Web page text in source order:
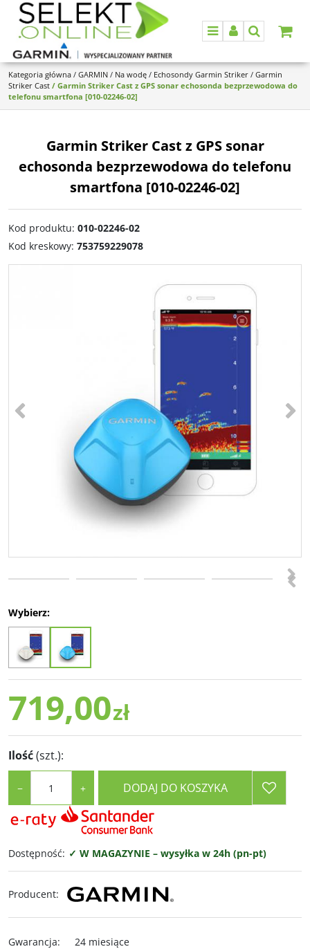
MenuPanelSzukaj
Kategoria główna / GARMIN / Na wodę / Echosondy Garmin Striker / Garmin
Striker Cast / Garmin Striker Cast z GPS sonar echosonda bezprzewodowa do
telefonu smartfona [010-02246-02]
Garmin Striker Cast z GPS sonar
echosonda bezprzewodowa do telefonu
smartfona [010-02246-02]
Kod produktu: 010-02246-02
Kod kreskowy: 753759229078
<
<
Wybierz:
719,00zł
Ilość(szt.):
− + DODAJ DO KOSZYKA
Dostępność: ✓ W MAGAZYNIE – wysyłka w 24h (pn-pt)
Producent:
Gwarancja:
24 miesiące